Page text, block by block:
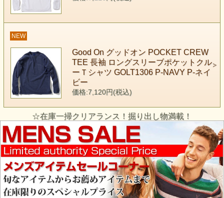
NEW
Good On グッドオン POCKET CREW
TEE 長袖 ロングスリーブポケットクル
ーＴシャツ GOLT1306 P-NAVY P-ネイ
ビー
価格:7,120円(税込)
☆在庫一掃クリアランス！掘り出し物満載！